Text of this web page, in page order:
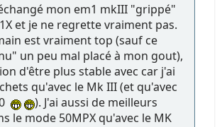
mon em1 mkIII "grippé"
et je ne regrette vraiment pas.
est vraiment top (sauf ce
un peu mal placé à mon gout),
d'être plus stable avec car j'ai
qu'avec le Mk III (et qu'avec
). J'ai aussi de meilleurs
le mode 50MPX qu'avec le MK